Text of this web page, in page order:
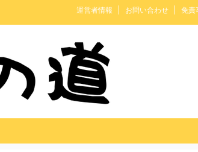
運営者情報 お問い合わせ 免責